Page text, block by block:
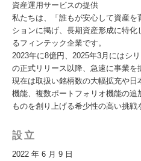
資産運用サービスの提供
私たちは、「誰もが安心して資産を
ションに掲げ、長期資産形成に特
るフィンテック企業です。
2023年に8億円、2025年3月にはシ
の正式リリース以降、急速に事業を
現在は取扱い銘柄数の大幅拡充や
機能、複数ポートフォリオ機能の
ものを創り上げる希少性の高い挑戦
設立
2022 年 6 月 9 日